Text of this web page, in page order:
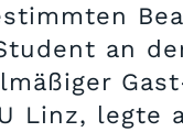
an
Linz, legte